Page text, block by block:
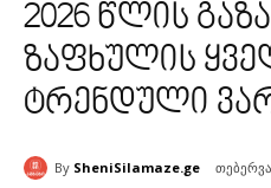
2026 წლის
ზაფხულის
ტრენდული
By SheniSilamaze.ge